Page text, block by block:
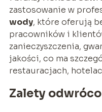
zastosowanie w
wody, które oferują
pracowników i
zanieczyszczenia,
jakości, co ma
restauracjach,
Zalety